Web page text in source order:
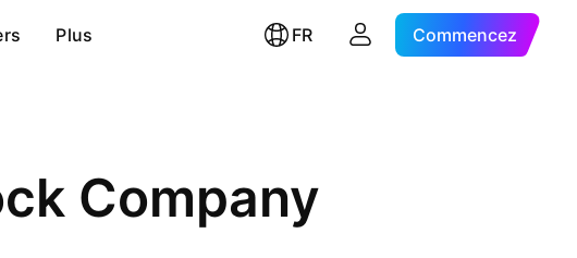
Plus FR Commencez
Company